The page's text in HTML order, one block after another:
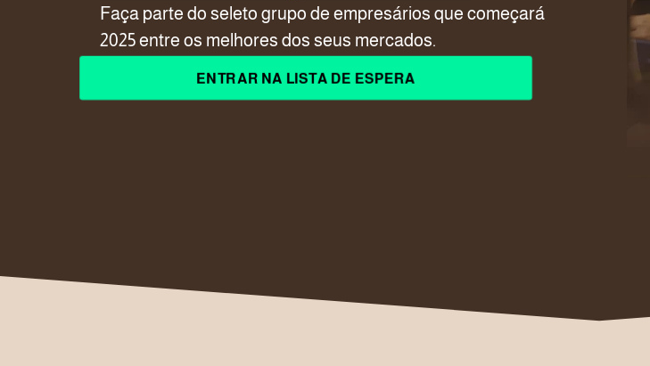
Faça parte do seleto grupo de empresários que começará
2025 entre os melhores dos seus mercados.
ENTRAR NA LISTA DE ESPERA